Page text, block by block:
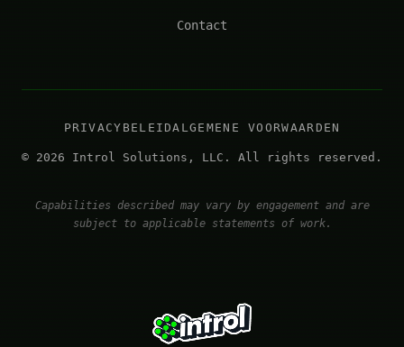
Contact
PRIVACYBELEIDALGEMENE VOORWAARDEN
© 2026 Introl Solutions, LLC. All rights reserved.
Capabilities described may vary by engagement and are
subject to applicable statements of work.